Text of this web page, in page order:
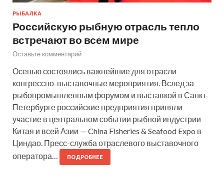
РЫБАЛКА
Российскую рыбную отрасль тепло
встречают во всем мире
Оставьте комментарий
Осенью состоялись важнейшие для отрасли
конгрессно-выставочные мероприятия. Вслед за
рыбопромышленным форумом и выставкой в Санкт-
Петербурге российские предприятия приняли
участие в центральном событии рыбной индустрии
Китая и всей Азии — China Fisheries & Seafood Expo в
Циндао. Пресс-служба отраслевого выставочного
оператора…
ПОДРОБНЕЕ